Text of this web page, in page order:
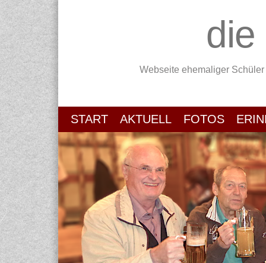
die
Webseite ehemaliger
START AKTUELL FOTOS